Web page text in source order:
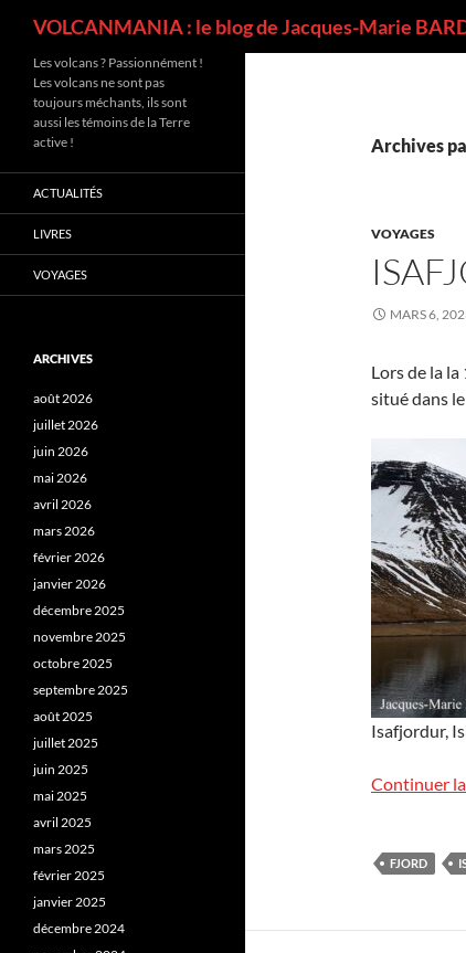
VOLCANMANIA : le blog de Jacques-Marie
Archives
VOYAGES
MARS 6,
Lors de la la
situé dans
Isafjordur,
Continuer
FJORD
Les volcans ? Passionnément !
Les volcans ne sont pas
toujours méchants, ils sont
aussi les témoins de la Terre
active !
ACTUALITÉS
LIVRES
VOYAGES
ARCHIVES
août 2026
juillet 2026
juin 2026
mai 2026
avril 2026
mars 2026
février 2026
janvier 2026
décembre 2025
novembre 2025
octobre 2025
septembre 2025
août 2025
juillet 2025
juin 2025
mai 2025
avril 2025
mars 2025
février 2025
janvier 2025
décembre 2024